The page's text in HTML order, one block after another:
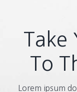
Take
To
Lorem ipsum